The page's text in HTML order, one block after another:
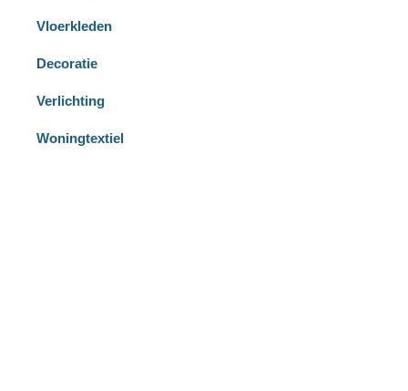
Vloerkleden
Decoratie
Verlichting
Woningtextiel